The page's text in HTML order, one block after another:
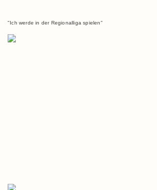
"Ich werde in der Regionalliga spielen"